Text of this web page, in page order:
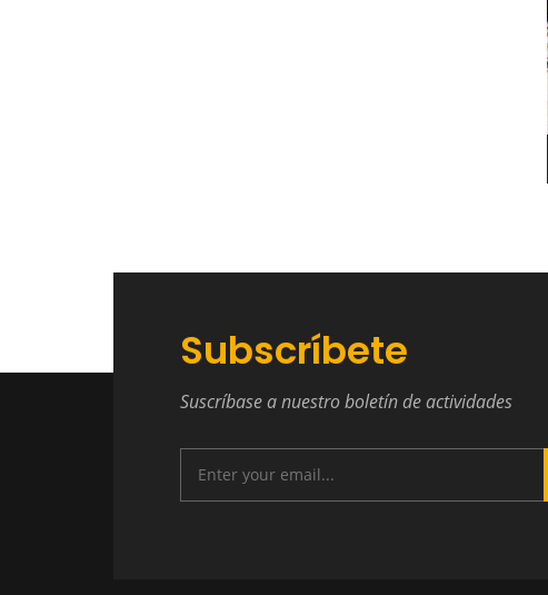
Subscríbete
Suscríbase a nuestro boletín de actividades